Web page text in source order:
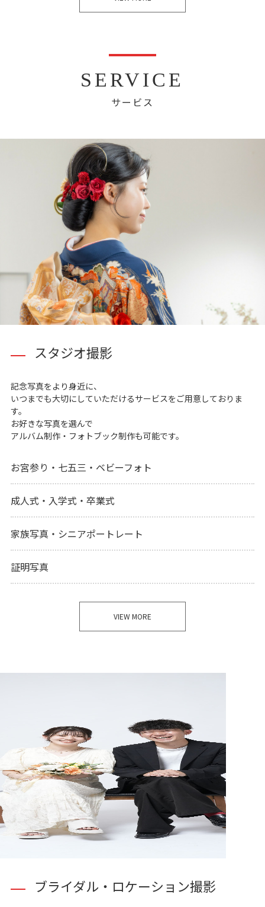
SERVICE
サービス
スタジオ撮影
記念写真をより身近に、
いつまでも大切にしていただけるサービスをご用意しておりま
す。
お好きな写真を選んで
アルバム制作・フォトブック制作も可能です。
お宮参り・七五三・ベビーフォト
成人式・入学式・卒業式
家族写真・シニアポートレート
証明写真
VIEW MORE
ブライダル・ロケーション撮影